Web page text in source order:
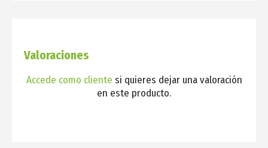
Valoraciones
Accede como cliente si quieres dejar una valoración
en este producto.